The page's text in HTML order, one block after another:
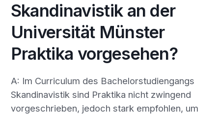
Skandinavistik an der
Universität Münster
Praktika vorgesehen?
A: Im Curriculum des Bachelorstudiengangs
Skandinavistik sind Praktika nicht zwingend
vorgeschrieben, jedoch stark empfohlen, um